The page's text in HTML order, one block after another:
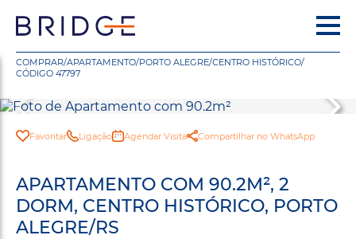
COMPRAR/APARTAMENTO/PORTO ALEGRE/CENTRO HISTÓRICO/
CÓDIGO 47797
Favoritar Ligação Agendar Visita Compartilhar no WhatsApp
APARTAMENTO COM 90.2M², 2
DORM, CENTRO HISTÓRICO, PORTO
ALEGRE/RS